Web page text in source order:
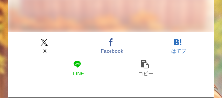
X Facebook はてブ
LINE コピー